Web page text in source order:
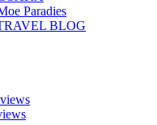
Paradies
BLOG